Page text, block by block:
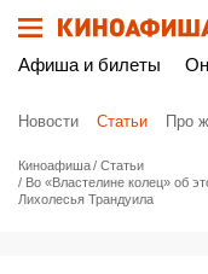
Афиша и билеты
Новости Статьи Про
Киноафиша
Статьи
Во «Властелине колец» об
Лихолесья Трандуила